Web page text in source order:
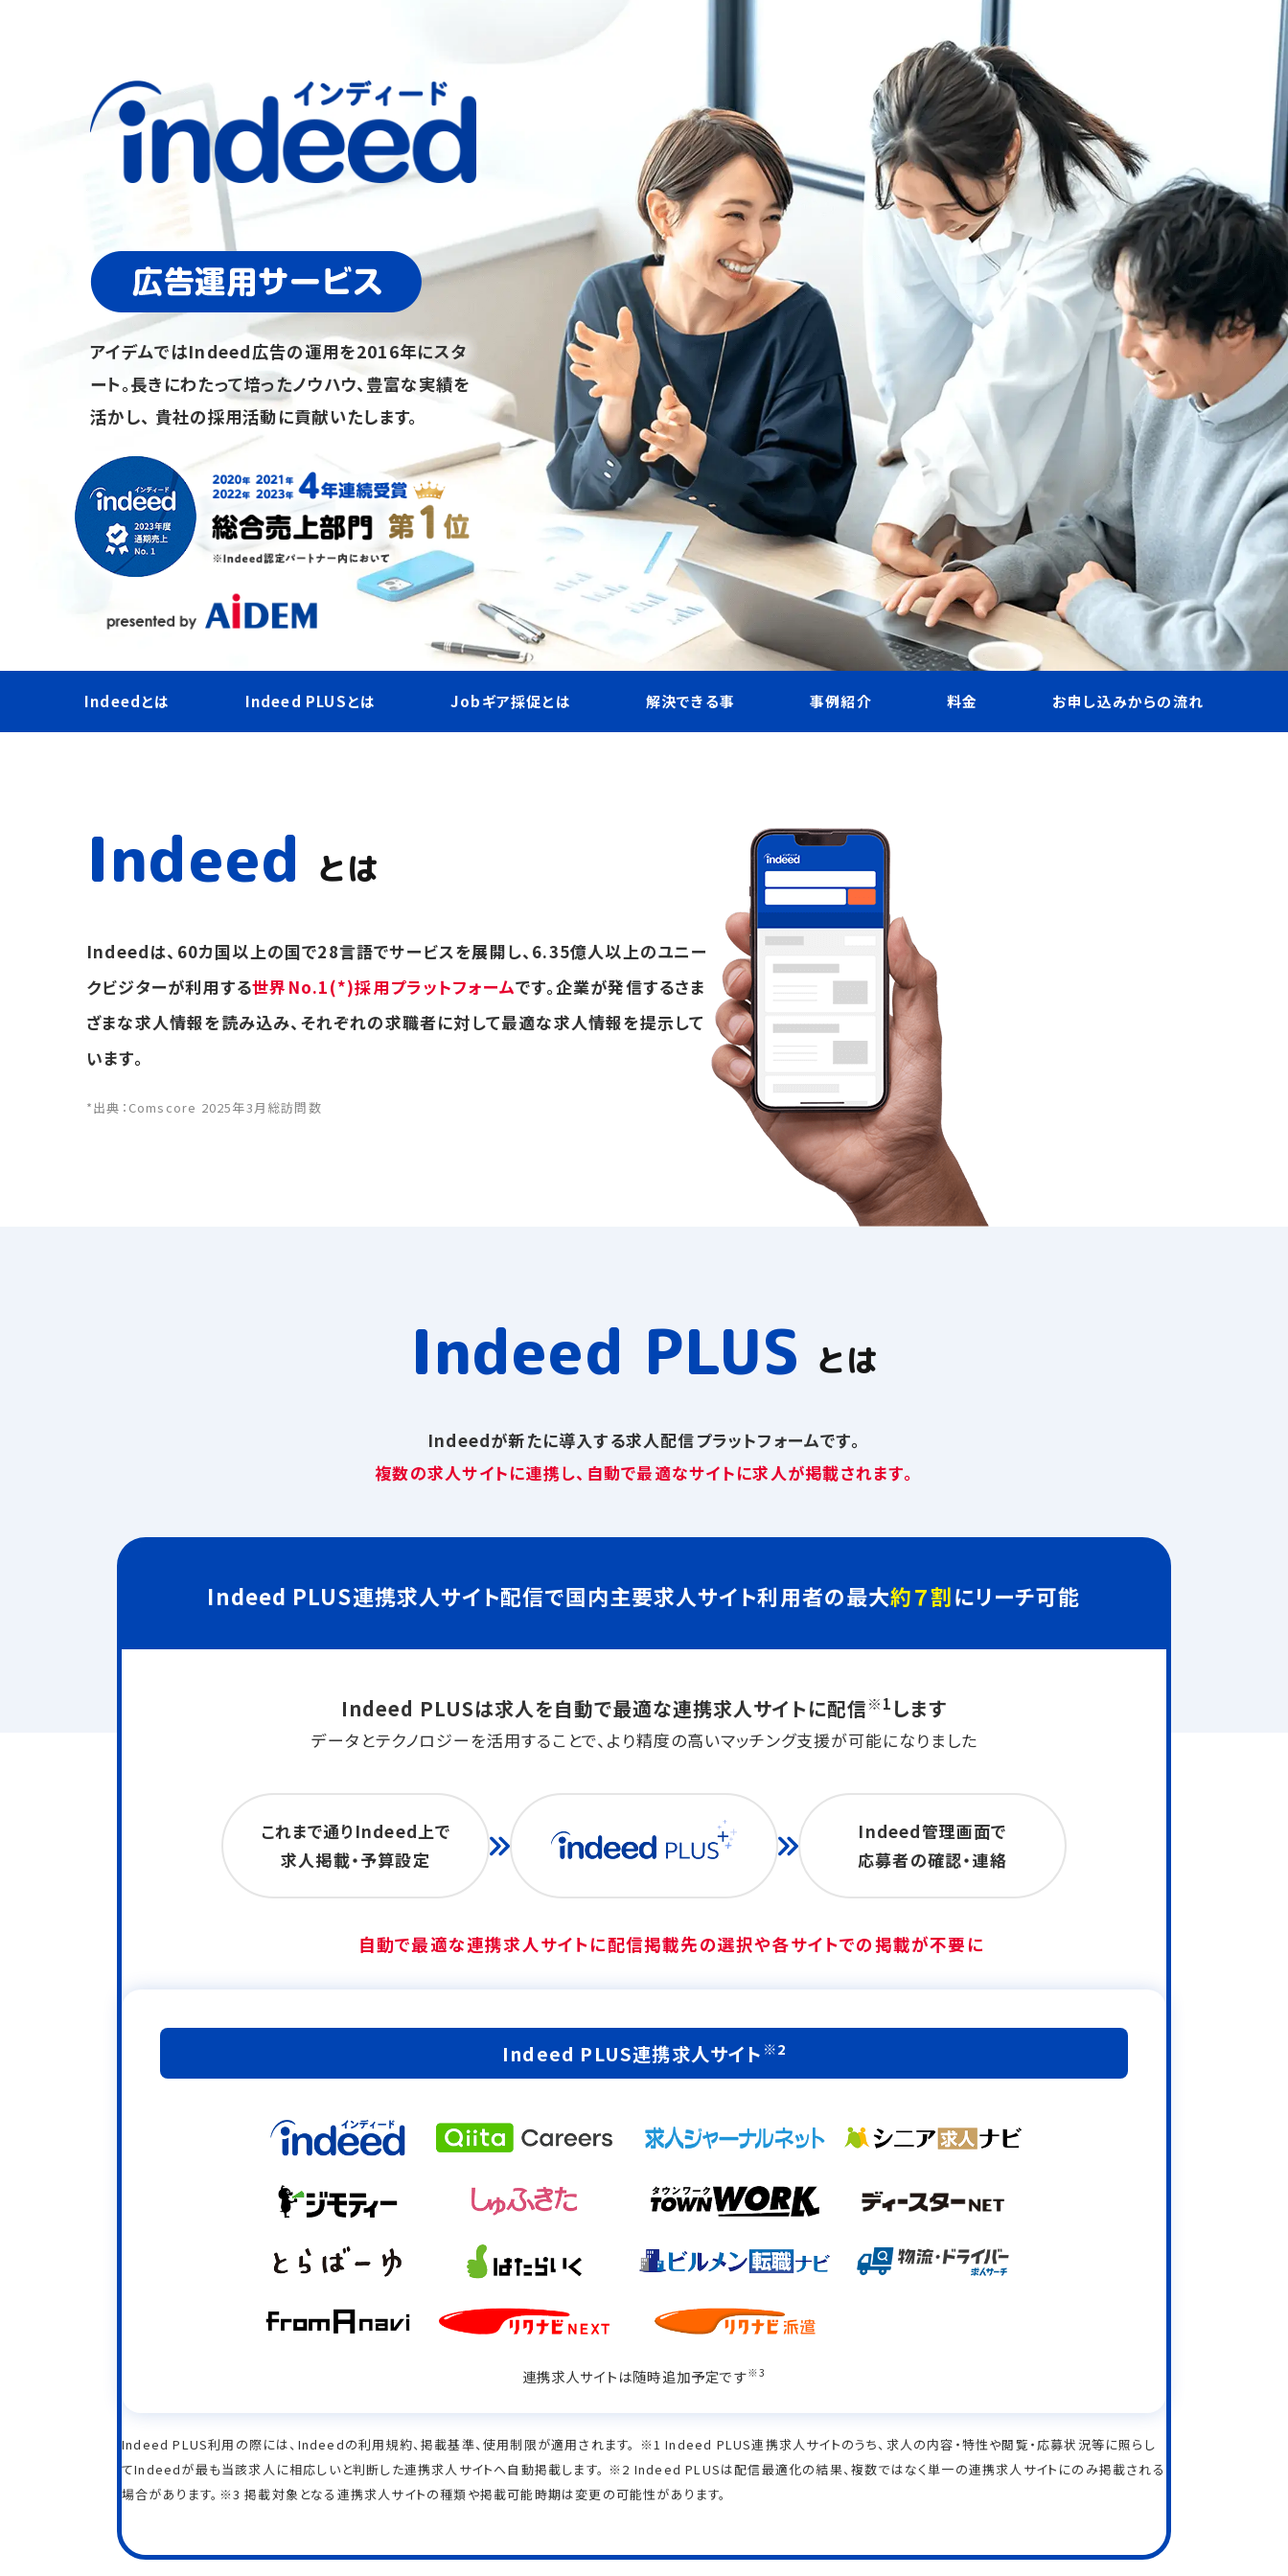
アイデムではIndeed広告の運用を2016年にスタ
ート。​ 長きにわたって培ったノウハウ、豊富な実績を
活かし、 貴社の採用活動に貢献いたします。
Indeedとは Indeed PLUSとは Jobギア採促とは 解決できる事 事例紹介 料金 お申し込みからの流れ
Indeed とは
Indeedは、60カ国以上の国で28言語でサービスを展開し、6.35億人以上のユニー
クビジターが利用する世界No.1(*)採用プラットフォームです。企業が発信するさま
ざまな求人情報を読み込み、それぞれの求職者に対して最適な求人情報を提示して
います。
*出典：Comscore 2025年3月総訪問数
Indeed PLUS とは
Indeedが新たに導入する求人配信プラットフォームです。
複数の求人サイトに連携し、自動で最適なサイトに求人が掲載されます。​
Indeed PLUS連携求人サイト配信で国内主要求人サイト利用者の最大約７割にリーチ可能
Indeed PLUSは求人を自動で最適な連携求人サイトに配信※1 します
データとテクノロジーを活用することで、より精度の高いマッチング支援が可能になりました
これまで通りIndeed上で
求人掲載・予算設定
Indeed管理画面で
応募者の確認・連絡
自動で最適な連携求人サイトに配信掲載先の選択や各サイトでの掲載が不要に
Indeed PLUS連携求人サイト ※2
連携求人サイトは随時追加予定です※3
Indeed PLUS利用の際には、Indeedの利用規約、掲載基準、使用制限が適用されます。 ※1 Indeed PLUS連携求人サイトのうち、求人の内容・特性や閲覧・応募状況等に照らし
てIndeedが最も当該求人に相応しいと判断した連携求人サイトへ自動掲載します。 ※2 Indeed PLUSは配信最適化の結果、複数ではなく単一の連携求人サイトにのみ掲載される
場合があります。※3 掲載対象となる連携求人サイトの種類や掲載可能時期は変更の可能性があります。